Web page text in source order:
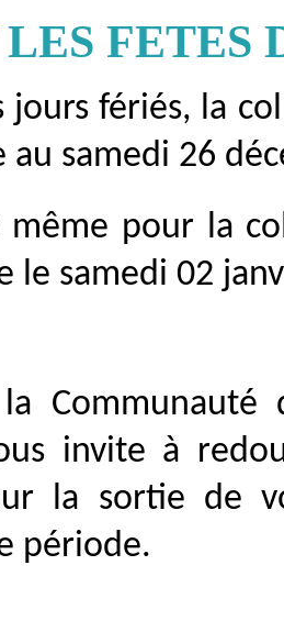
FETES
jours fériés, la
au samedi 26
même pour la
le samedi 02
Communauté
invite à
la sortie de
période.